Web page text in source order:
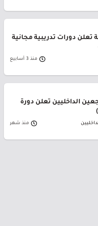
تعلن دورات تدريبية مجانية
منذ 3 أسابيع
الداخليين تعلن دورة
منذ شهر